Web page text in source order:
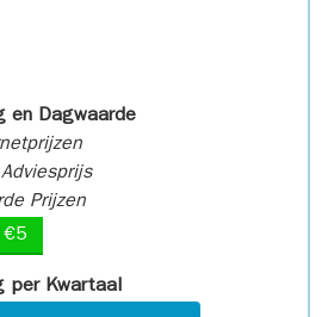
en Dagwaarde
Prijzen
€5
per Kwartaal